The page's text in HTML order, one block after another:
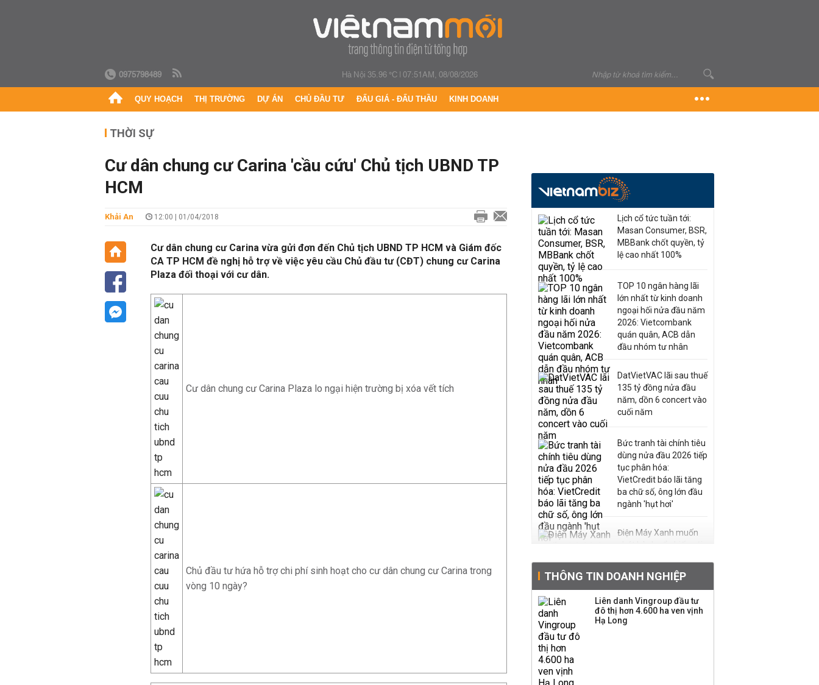
0975798489 Hà Nội 35.96 °C|07:51AM, 08/08/2026
QUY HOẠCH THỊ TRƯỜNG DỰ ÁN CHỦ ĐẦU TƯ ĐẤU GIÁ - ĐẤU THẦU KINH DOANH
THỜI SỰ
Cư dân chung cư Carina 'cầu cứu' Chủ tịch UBND TP
HCM
Khải An 12:00 | 01/04/2018
Cư dân chung cư Carina vừa gửi đơn đến Chủ tịch UBND TP HCM và Giám đốc
CA TP HCM đề nghị hỗ trợ về việc yêu cầu Chủ đầu tư (CĐT) chung cư Carina
Plaza đối thoại với cư dân.
Cư dân chung cư Carina Plaza lo ngại hiện trường bị xóa vết tích
Chủ đầu tư hứa hỗ trợ chi phí sinh hoạt cho cư dân chung cư Carina trong
vòng 10 ngày?
Lịch cổ tức tuần tới:
Masan Consumer, BSR,
MBBank chốt quyền, tỷ
lệ cao nhất 100%
TOP 10 ngân hàng lãi
lớn nhất từ kinh doanh
ngoại hối nửa đầu năm
2026: Vietcombank
quán quân, ACB dẫn
đầu nhóm tư nhân
DatVietVAC lãi sau thuế
135 tỷ đồng nửa đầu
năm, dồn 6 concert vào
cuối năm
Bức tranh tài chính tiêu
dùng nửa đầu 2026 tiếp
tục phân hóa:
VietCredit báo lãi tăng
ba chữ số, ông lớn đầu
ngành 'hụt hơi'
Điện Máy Xanh muốn
phát hành cổ phiếu với
Sau nhịp điều chỉnh
mạnh, CTCK nhìn thấy
cơ hội ở nhóm cổ phiếu
THÔNG TIN DOANH NGHIỆP
Liên danh Vingroup đầu tư
đô thị hơn 4.600 ha ven vịnh
Hạ Long